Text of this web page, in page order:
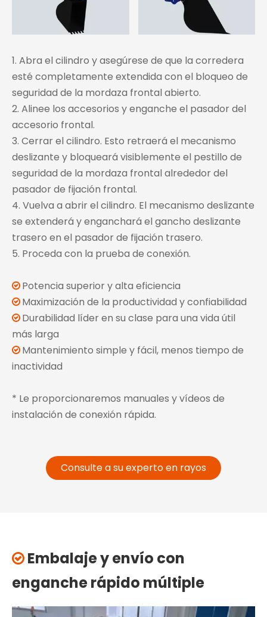
1. Abra el cilindro y asegúrese de que la corredera
esté completamente extendida con el bloqueo de
seguridad de la mordaza frontal abierto.
2. Alinee los accesorios y enganche el pasador del
accesorio frontal.
3. Cerrar el cilindro. Esto retraerá el mecanismo
deslizante y bloqueará visiblemente el pestillo de
seguridad de la mordaza frontal alrededor del
pasador de fijación frontal.
4. Vuelva a abrir el cilindro. El mecanismo deslizante
se extenderá y enganchará el gancho deslizante
trasero en el pasador de fijación trasero.
5. Proceda con la prueba de conexión.
 Potencia superior y alta eficiencia
 Maximización de la productividad y confiabilidad
 Durabilidad líder en su clase para una vida útil
más larga
 Mantenimiento simple y fácil, menos tiempo de
inactividad
* Le proporcionaremos manuales y vídeos de
instalación de conexión rápida.
Consulte a su experto en rayos
 Embalaje y envío con
enganche rápido múltiple